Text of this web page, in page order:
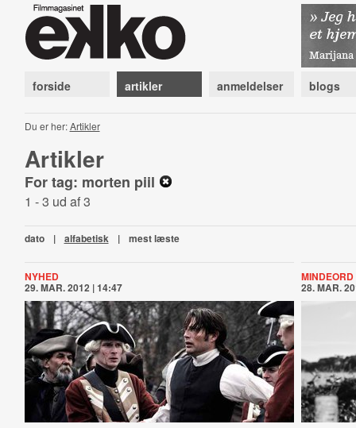
forside artikler anmeldelser blogs
Du er her:Artikler
Artikler
For tag: morten piil
1 - 3 ud af 3
dato | alfabetisk | mest læste
NYHED
29. MAR. 2012 | 14:47
MINDEORD
28. MAR.